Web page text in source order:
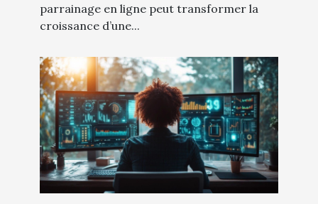
parrainage en ligne peut transformer la
croissance d’une...